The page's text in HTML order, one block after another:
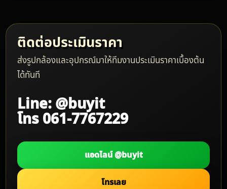
ติดต่อประเมินราคา
ส่งรูปกล้องและอุปกรณ์มาให้ทีมงานประเมินราคาเบื้องต้น
ได้ทันที
Line: @buyit
โทร 061-7767229
แอดไลน์ @buyit
โทรเลย